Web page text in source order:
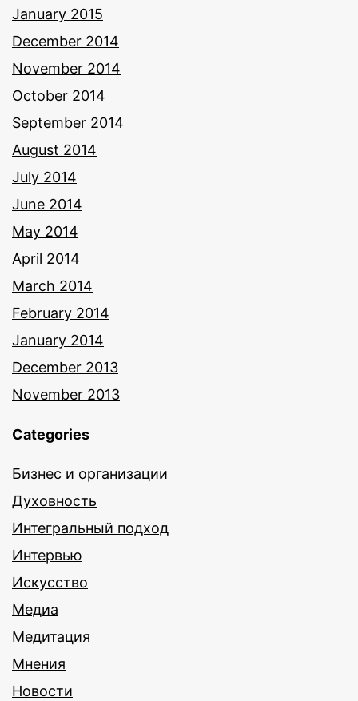
January 2015
December 2014
November 2014
October 2014
September 2014
August 2014
July 2014
June 2014
May 2014
April 2014
March 2014
February 2014
January 2014
December 2013
November 2013
Categories
Бизнес и организации
Духовность
Интегральный подход
Интервью
Искусство
Медиа
Медитация
Мнения
Новости